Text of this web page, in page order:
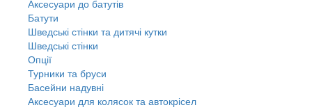
Аксесуари до батутів
Батути
Шведські стінки та дитячі кутки
Шведські стінки
Опції
Турники та бруси
Басейни надувні
Аксесуари для колясок та автокрісел